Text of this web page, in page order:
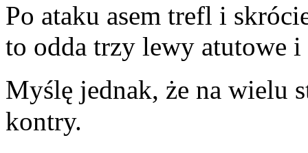
Po ataku asem trefl i
to odda trzy lewy atutowe
Myślę jednak, że na wielu
kontry.